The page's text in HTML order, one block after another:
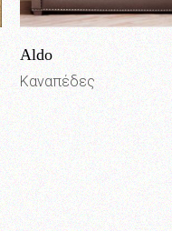
Aldo
Καναπέδες